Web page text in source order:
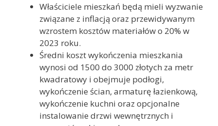
Właściciele mieszkań będą mieli wyzwanie
związane z inflacją oraz przewidywanym
wzrostem kosztów materiałów o 20% w
2023 roku.
Średni koszt wykończenia mieszkania
wynosi od 1500 do 3000 złotych za metr
kwadratowy i obejmuje podłogi,
wykończenie ścian, armaturę łazienkową,
wykończenie kuchni oraz opcjonalne
instalowanie drzwi wewnętrznych i